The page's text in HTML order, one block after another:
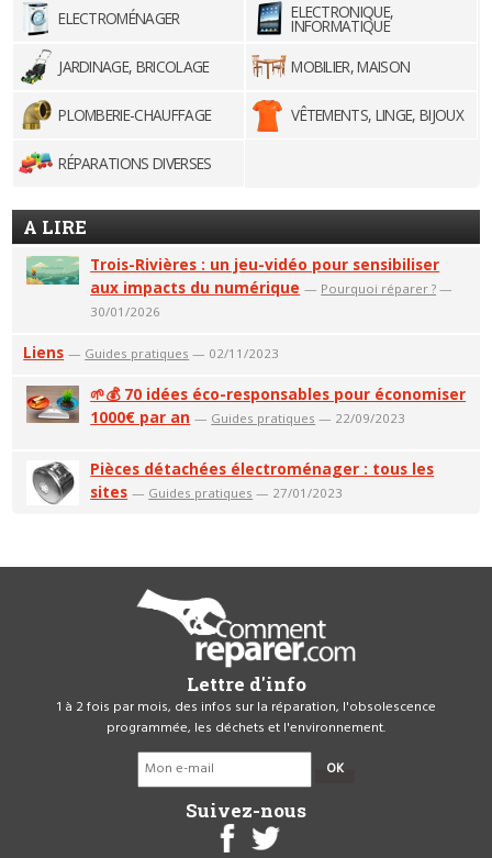
ELECTROMÉNAGER ELECTRONIQUE,
INFORMATIQUE
JARDINAGE, BRICOLAGE
MOBILIER, MAISON
PLOMBERIE-CHAUFFAGE VÊTEMENTS, LINGE, BIJOUX
RÉPARATIONS DIVERSES
A LIRE
Trois-Rivières : un jeu-vidéo pour sensibiliser
aux impacts du numérique — Pourquoi réparer ? —
30/01/2026
Liens — Guides pratiques — 02/11/2023
🌱💰 70 idées éco-responsables pour économiser
1000€ par an — Guides pratiques — 22/09/2023
Pièces détachées électroménager : tous les
sites — Guides pratiques — 27/01/2023
Lettre d'info
1 à 2 fois par mois, des infos sur la réparation, l'obsolescence
programmée, les déchets et l'environnement.
OK
Suivez-nous